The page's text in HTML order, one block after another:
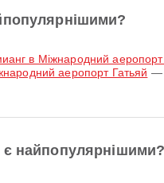
в Міжнародний аеропорт
аеропорт Гатьяй —
є найпопулярнішими?